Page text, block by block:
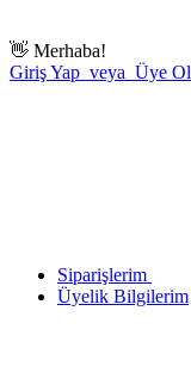
👋 Merhaba!
Giriş Yap veya Üye Ol
Siparişlerim
Üyelik Bilgilerim